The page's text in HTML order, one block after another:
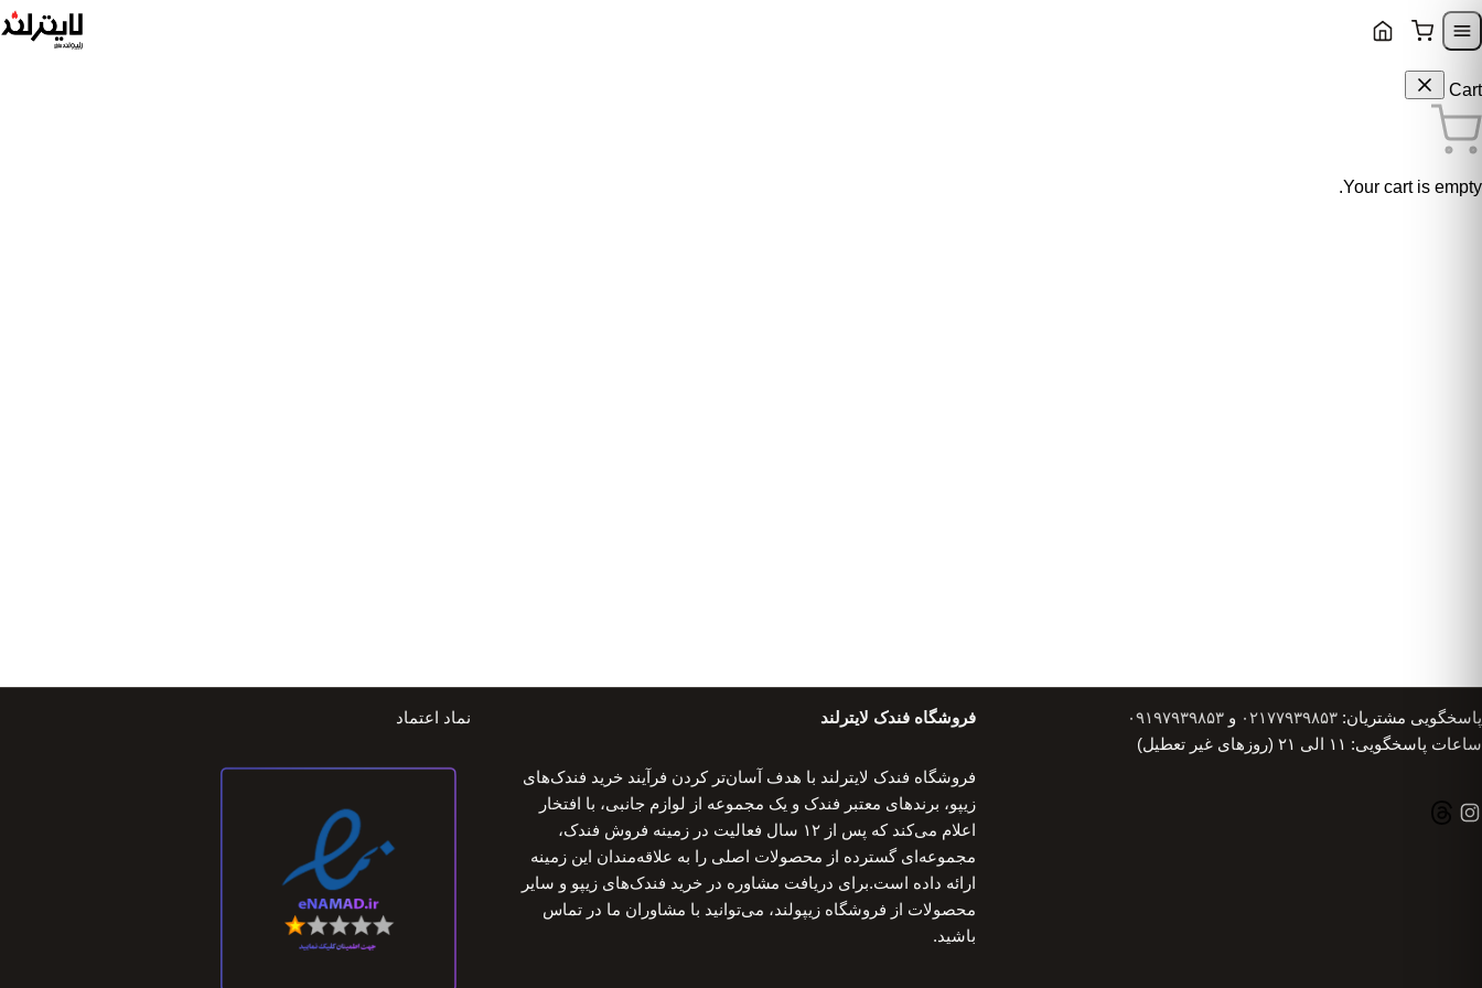
Skip to navigation
Cart
Your cart is empty.
پاسخگویی مشتریان: ۰۲۱۷۷۹۳۹۸۵۳ و ۰۹۱۹۷۹۳۹۸۵۳
ساعات پاسخگویی: ۱۱ الی ۲۱ (روزهای غیر تعطیل)
فروشگاه فندک لایترلند
فروشگاه فندک لایترلند با هدف آسان‌تر کردن فرآیند خرید فندک‌های
زیپو، برندهای معتبر فندک و یک مجموعه از لوازم جانبی، با افتخار
اعلام می‌کند که پس از ۱۲ سال فعالیت در زمینه فروش فندک،
مجموعه‌ای گسترده از محصولات اصلی را به علاقه‌مندان این زمینه
ارائه داده است.برای دریافت مشاوره در خرید فندک‌های زیپو و سایر
محصولات از فروشگاه زیپولند، می‌توانید با مشاوران ما در تماس
باشید.
نماد اعتماد